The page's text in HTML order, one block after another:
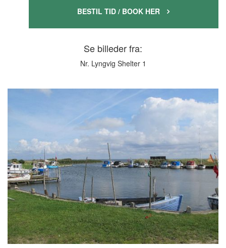
BESTIL TID / BOOK HER 
Se billeder fra:
Nr. Lyngvig Shelter 1